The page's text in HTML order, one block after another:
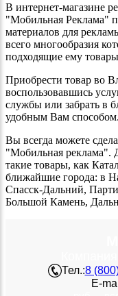
В интернет-магазине
"Мобильная Реклама"
материалов для
всего многообразия
подходящие ему
Приобрести товар во
воспользовавшись
службы или забрать в
удобным Вам способом.
Вы всегда можете
"Мобильная реклама".
такие товары, как
ближайшие города: в
Спасск-Дальний,
Большой Камень,
Тел.:8
E-